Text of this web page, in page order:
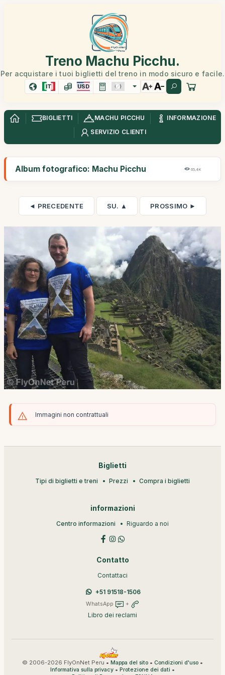
Treno Machu Picchu.
Per acquistare i tuoi biglietti del treno in modo sicuro e facile.
IT USD
BIGLIETTI MACHU PICCHU
INFORMAZIONE
SERVIZIO CLIENTI
Album fotografico: Machu Picchu 65,4K
◄ PRECEDENTE SU. ▲ PROSSIMO ►
Immagini non contrattuali
Biglietti
Tipi di biglietti e treni Prezzi Compra i biglietti
informazioni
Centro informazioni Riguardo a noi
Contatto
Contattaci
+51 91518-1506
WhatsApp +
Libro dei reclami
© 2006-2026 FlyOnNet Peru • Mappa del sito • Condizioni d'uso •
Informativa sulla privacy • Protezione dei dati •